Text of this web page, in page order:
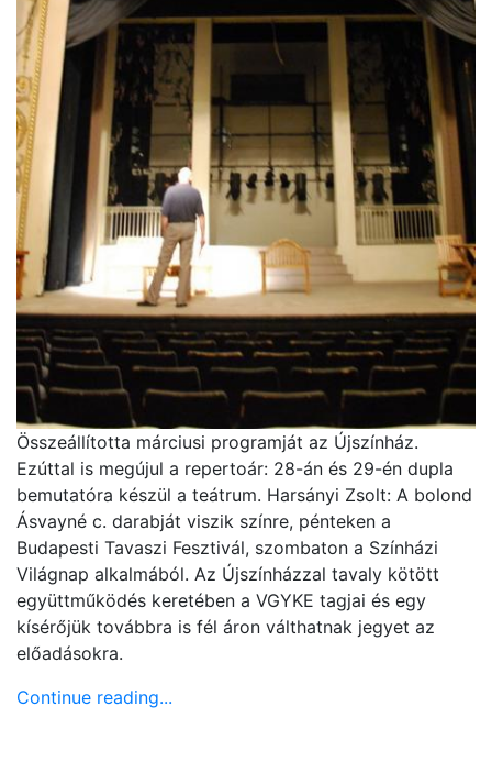
Összeállította márciusi programját az Újszínház.
Ezúttal is megújul a repertoár: 28-án és 29-én dupla
bemutatóra készül a teátrum. Harsányi Zsolt: A bolond
Ásvayné c. darabját viszik színre, pénteken a
Budapesti Tavaszi Fesztivál, szombaton a Színházi
Világnap alkalmából. Az Újszínházzal tavaly kötött
együttműködés keretében a VGYKE tagjai és egy
kísérőjük továbbra is fél áron válthatnak jegyet az
előadásokra.
Continue reading...